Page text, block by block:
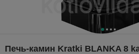
Печь-камин Kratki BLANKA 8